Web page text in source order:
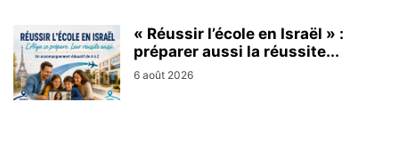
« Réussir l’école en Israël » :
préparer aussi la réussite...
6 août 2026